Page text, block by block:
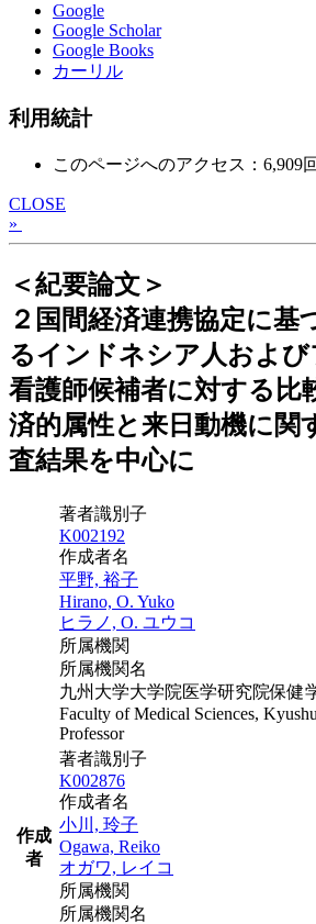
Google
Google Scholar
Google Books
カーリル
利用統計
このページへのアクセス：6,909回
CLOSE
»
＜紀要論文＞
２国間経済連携協定に基
るインドネシア人およ
看護師候補者に対する比
済的属性と来日動機に関
査結果を中心に
作成
者
著者識別子
K002192
作成者名
平野, 裕子
Hirano, O. Yuko
ヒラノ, O. ユウコ
所属機関
所属機関名
九州大学大学院医学研究院保健
Faculty of Medical Sciences,
Professor
著者識別子
K002876
作成者名
小川, 玲子
Ogawa, Reiko
オガワ, レイコ
所属機関
所属機関名